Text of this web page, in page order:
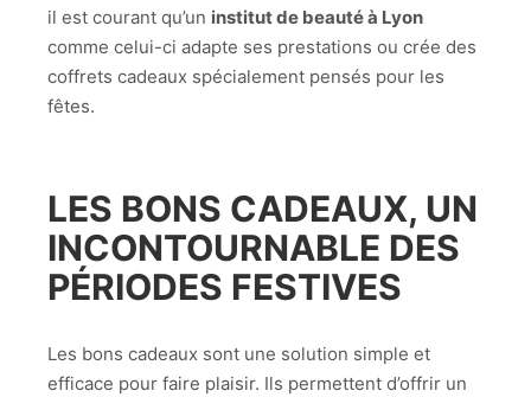
il est courant qu’un institut de beauté à Lyon
comme celui-ci adapte ses prestations ou crée des
coffrets cadeaux spécialement pensés pour les
fêtes.
LES BONS CADEAUX, UN
INCONTOURNABLE DES
PÉRIODES FESTIVES
Les bons cadeaux sont une solution simple et
efficace pour faire plaisir. Ils permettent d’offrir un